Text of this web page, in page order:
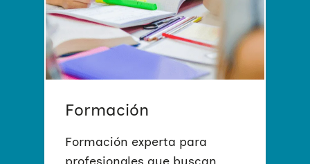
MÁS INFORMACIÓN
Formación
Formación experta para